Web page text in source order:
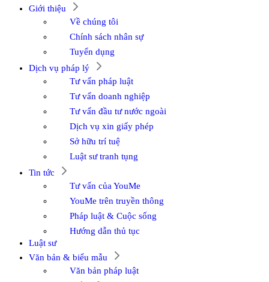
Giới thiệu
Về chúng tôi
Chính sách nhân sự
Tuyển dụng
Dịch vụ pháp lý
Tư vấn pháp luật
Tư vấn doanh nghiệp
Tư vấn đầu tư nước ngoài
Dịch vụ xin giấy phép
Sở hữu trí tuệ
Luật sư tranh tụng
Tin tức
Tư vấn của YouMe
YouMe trên truyền thông
Pháp luật & Cuộc sống
Hướng dẫn thủ tục
Luật sư
Văn bản & biểu mẫu
Văn bản pháp luật